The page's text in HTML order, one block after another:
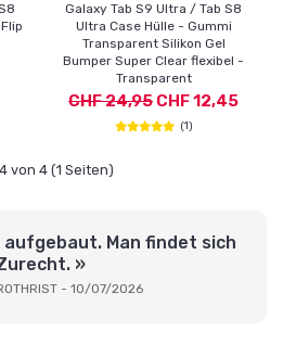
Galaxy Tab S9 Ultra / Tab S8
Ultra Case Hülle - Gummi
Transparent Silikon Gel
Bumper Super Clear flexibel -
Transparent
CHF 24,95 CHF 12,45
(1)
von 4 (1 Seiten)
aufgebaut. Man findet sich
»
- 10/07/2026